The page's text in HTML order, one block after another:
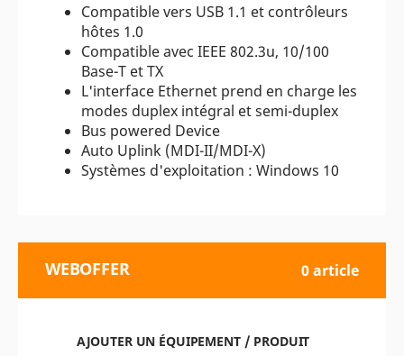
Compatible vers USB 1.1 et contrôleurs
hôtes 1.0
Compatible avec IEEE 802.3u, 10/100
Base-T et TX
L'interface Ethernet prend en charge les
modes duplex intégral et semi-duplex
Bus powered Device
Auto Uplink (MDI-II/MDI-X)
Systèmes d'exploitation : Windows 10
WEBOFFER 0 article
AJOUTER UN ÉQUIPEMENT / PRODUIT